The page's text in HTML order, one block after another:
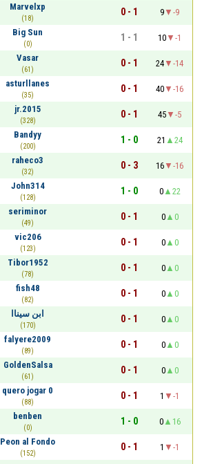
Marvelxp
(18)
0 - 1 9
-9
Big Sun
(0)
1 - 1 10
-1
Vasar
(61)
0 - 1 24
-14
asturllanes
(35)
0 - 1 40
-16
jr.2015
(328)
0 - 1 45
-5
Bandyy
(200)
1 - 0 21
24
raheco3
(32)
0 - 3 16
-16
John314
(128)
1 - 0 0
22
seriminor
(49)
0 - 1 0
0
vic206
(123)
0 - 1 0
0
Tibor1952
(78)
0 - 1 0
0
fish48
(82)
0 - 1 0
0
ابن سيناا
(170)
0 - 1 0
0
falyere2009
(89)
0 - 1 0
0
GoldenSalsa
(61)
0 - 1 0
0
quero jogar 0
(88)
0 - 1 1
-1
benben
(0)
1 - 0 0
16
Peon al Fondo
(152)
0 - 1 1
-1